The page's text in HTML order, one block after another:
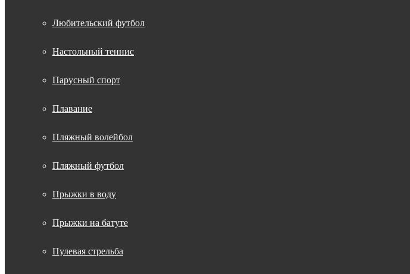
Любительский футбол
Настольный теннис
Парусный спорт
Плавание
Пляжный волейбол
Пляжный футбол
Прыжки в воду
Прыжки на батуте
Пулевая стрельба